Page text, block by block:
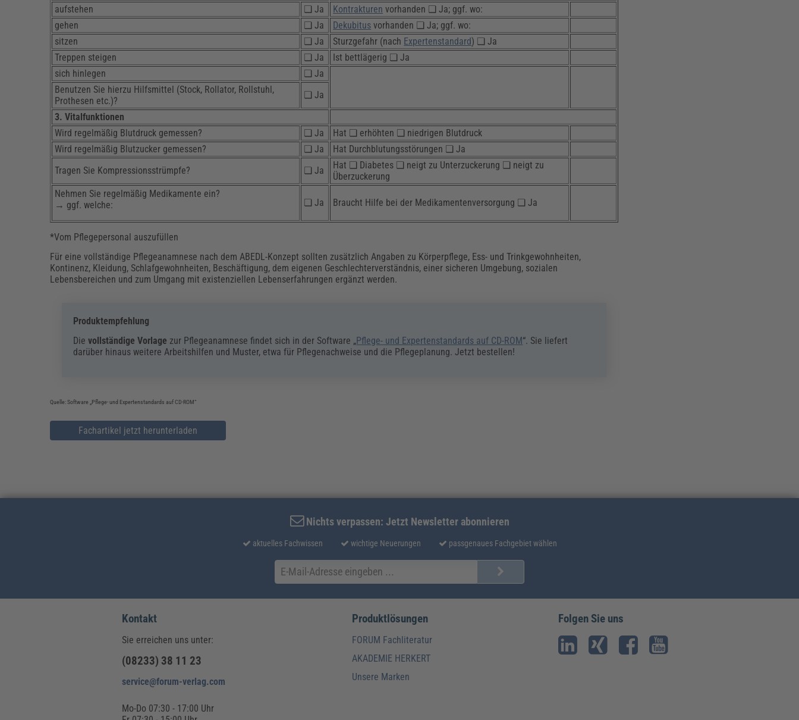
aufstehen
❏ Ja Kontrakturen vorhanden ❏ Ja; ggf. wo:
gehen
❏ Ja Dekubitus vorhanden ❏ Ja; ggf. wo:
sitzen
❏ Ja Sturzgefahr (nach Expertenstandard) ❏ Ja
Treppen steigen
❏ Ja
Ist bettlägerig ❏ Ja
sich hinlegen
❏ Ja
Benutzen Sie hierzu Hilfsmittel (Stock, Rollator, Rollstuhl,
Prothesen etc.)?
❏ Ja
3. Vitalfunktionen
Wird regelmäßig Blutdruck gemessen?
❏ Ja
Hat ❏ erhöhten ❏ niedrigen Blutdruck
Wird regelmäßig Blutzucker gemessen?
❏ Ja
Hat Durchblutungsstörungen ❏ Ja
Tragen Sie Kompressionsstrümpfe?
❏ Ja
Hat ❏ Diabetes ❏ neigt zu Unterzuckerung ❏ neigt zu
Überzuckerung
Nehmen Sie regelmäßig Medikamente ein?
→ ggf. welche:
❏ Ja Braucht Hilfe bei der Medikamentenversorgung ❏ Ja
*Vom Pflegepersonal auszufüllen
Für eine vollständige Pflegeanamnese nach dem ABEDL-Konzept sollten zusätzlich Angaben zu Körperpflege, Ess- und Trinkgewohnheiten,
Kontinenz, Kleidung, Schlafgewohnheiten, Beschäftigung, dem eigenen Geschlechterverständnis, einer sicheren Umgebung, sozialen
Lebensbereichen und zum Umgang mit existenziellen Lebenserfahrungen ergänzt werden.
Produktempfehlung
Dievollständige Vorlage zur Pflegeanamnese findet sich in der Software „Pflege- und Expertenstandards auf CD-ROM“. Sie liefert
darüber hinaus weitere Arbeitshilfen und Muster, etwa für Pflegenachweise und die Pflegeplanung. Jetzt bestellen!
Quelle: Software „Pflege- und Expertenstandards auf CD-ROM“
Fachartikel jetzt herunterladen
Nichts verpassen: Jetzt Newsletter abonnieren
aktuelles Fachwissen wichtige Neuerungen passgenaues Fachgebiet wählen
Kontakt
Sie erreichen uns unter:
(08233) 38 11 23
service@forum-verlag.com
Mo-Do 07:30 - 17:00 Uhr
Produktlösungen
FORUM Fachliteratur
AKADEMIE HERKERT
Unsere Marken
Folgen Sie uns